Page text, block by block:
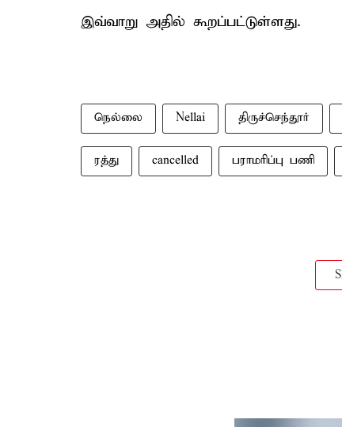
இவ்வாறு அதில் கூறப்பட்டுள்ளது.
நெல்லை Nellai திருச்செந்தூர்
ரத்து cancelled பராமரிப்பு பணி